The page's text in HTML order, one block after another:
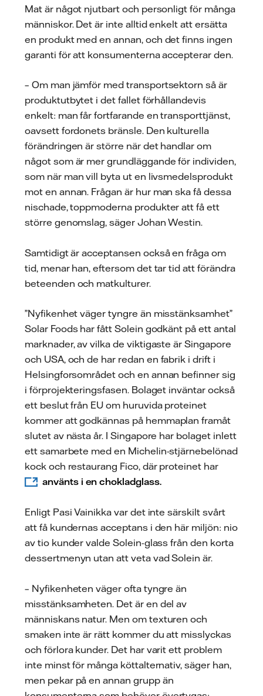
Mat är något njutbart och personligt för många
människor. Det är inte alltid enkelt att ersätta
en produkt med en annan, och det finns ingen
garanti för att konsumenterna accepterar den.
– Om man jämför med transportsektorn så är
produktutbytet i det fallet förhållandevis
enkelt: man får fortfarande en transporttjänst,
oavsett fordonets bränsle. Den kulturella
förändringen är större när det handlar om
något som är mer grundläggande för individen,
som när man vill byta ut en livsmedelsprodukt
mot en annan. Frågan är hur man ska få dessa
nischade, toppmoderna produkter att få ett
större genomslag, säger Johan Westin.
Samtidigt är acceptansen också en fråga om
tid, menar han, eftersom det tar tid att förändra
beteenden och matkulturer.
”Nyfikenhet väger tyngre än misstänksamhet”
Solar Foods har fått Solein godkänt på ett antal
marknader, av vilka de viktigaste är Singapore
och USA, och de har redan en fabrik i drift i
Helsingforsområdet och en annan befinner sig
i förprojekteringsfasen. Bolaget inväntar också
ett beslut från EU om huruvida proteinet
kommer att godkännas på hemmaplan framåt
slutet av nästa år. I Singapore har bolaget inlett
ett samarbete med en Michelin-stjärnebelönad
kock och restaurang Fico, där proteinet har
använts i en chokladglass.
Enligt Pasi Vainikka var det inte särskilt svårt
att få kundernas acceptans i den här miljön: nio
av tio kunder valde Solein-glass från den korta
dessertmenyn utan att veta vad Solein är.
– Nyfikenheten väger ofta tyngre än
misstänksamheten. Det är en del av
människans natur. Men om texturen och
smaken inte är rätt kommer du att misslyckas
och förlora kunder. Det har varit ett problem
inte minst för många köttalternativ, säger han,
men pekar på en annan grupp än